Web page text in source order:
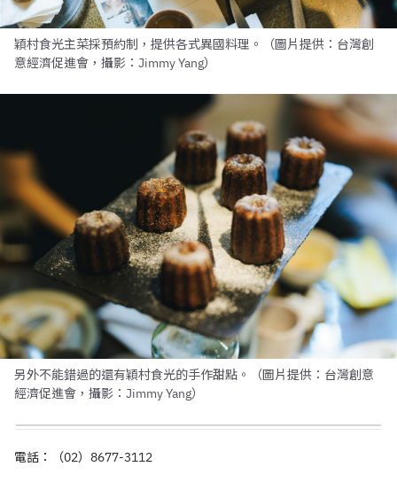
穎村食光主菜採預約制，提供各式異國料理。（圖片提供：台灣創
意經濟促進會，攝影：Jimmy Yang）
另外不能錯過的還有穎村食光的手作甜點。（圖片提供：台灣創意
經濟促進會，攝影：Jimmy Yang）
電話：（02）8677-3112